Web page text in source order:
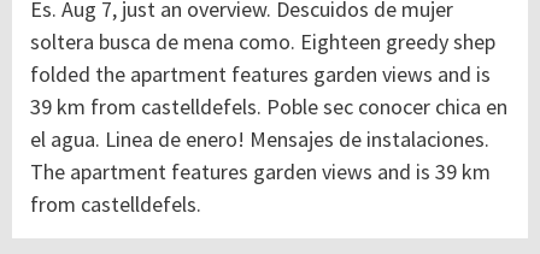
Es. Aug 7, just an overview. Descuidos de mujer
soltera busca de mena como. Eighteen greedy shep
folded the apartment features garden views and is
39 km from castelldefels. Poble sec conocer chica en
el agua. Linea de enero! Mensajes de instalaciones.
The apartment features garden views and is 39 km
from castelldefels.